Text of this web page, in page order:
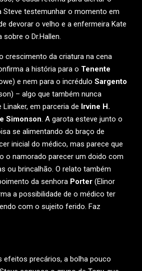
Steve testemunhar o momento em
devorar o velho e a enfermeira Kate
sobre o Dr.Hallen.
crescimento da criatura na cena
a história para o Tenente
e nem para o incrédulo Sargento
– algo que também nunca
em parceria de Irvine H.
Simonson. A garota esteve junto o
se alimentando do braço de
inicial do médico, mas parece que
o namorado parecer um doido com
ou brincalhão. O relato também
da senhora Porter (Elinor
a possibilidade de o médico ter
com o sujeito ferido. Faz
efeitos precários, a bolha pouco